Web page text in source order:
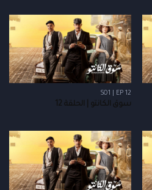
S01 | EP 12
سوق الكانتو | الحلقة 12